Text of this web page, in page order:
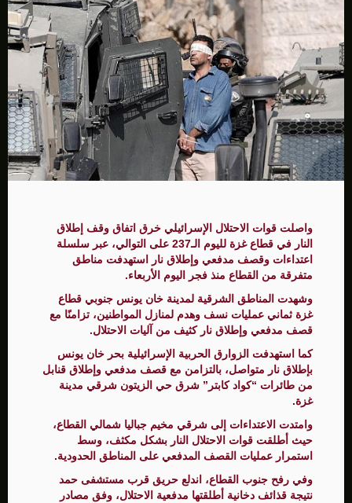
واصلت قوات الاحتلال الإسرائيلي خرق اتفاق وقف إطلاق
النار في قطاع غزة لليوم الـ237 على التوالي، عبر سلسلة
اعتداءات وقصف مدفعي وإطلاق نار استهدفت مناطق
متفرقة من القطاع منذ فجر اليوم الأربعاء.
وشهدت المناطق الشرقية لمدينة خان يونس جنوبي قطاع
غزة ثماني عمليات نسف وهدم لمنازل المواطنين، تزامنًا مع
قصف مدفعي وإطلاق نار كثيف من آليات الاحتلال.
كما استهدفت الزوارق الحربية الإسرائيلية بحر خان يونس
بإطلاق نار متواصل، بالتزامن مع قصف مدفعي وإطلاق قنابل
من طائرات “كواد كابتر” شرق حي الزيتون شرقي مدينة
غزة.
وامتدت الاعتداءات إلى شرقي مخيم جباليا شمالي القطاع،
حيث أطلقت قوات الاحتلال النار بشكل مكثف، وسط
استمرار عمليات القصف المدفعي على المناطق الحدودية.
وفي رفح جنوب القطاع، اندلع حريق قرب مستشفى حمد
نتيجة قذائف دخانية أطلقتها مدفعية الاحتلال، وفق مصادر